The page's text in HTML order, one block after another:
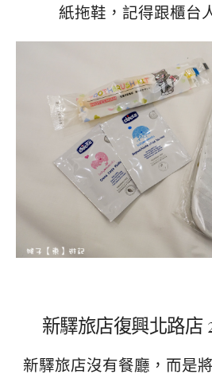
紙拖鞋，記得跟櫃台
新驛旅店復興北路店
新驛旅店沒有餐廳，而是